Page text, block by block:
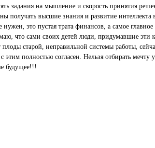
задания на мышление и скорость принятия
получать высшие знания и развитие
это пустая трата финансов, а самое
что сами своих детей люди, придумавшие эти
старой, неправильной системы работы,
полностью согласен. Нельзя отбирать
будущее!!!